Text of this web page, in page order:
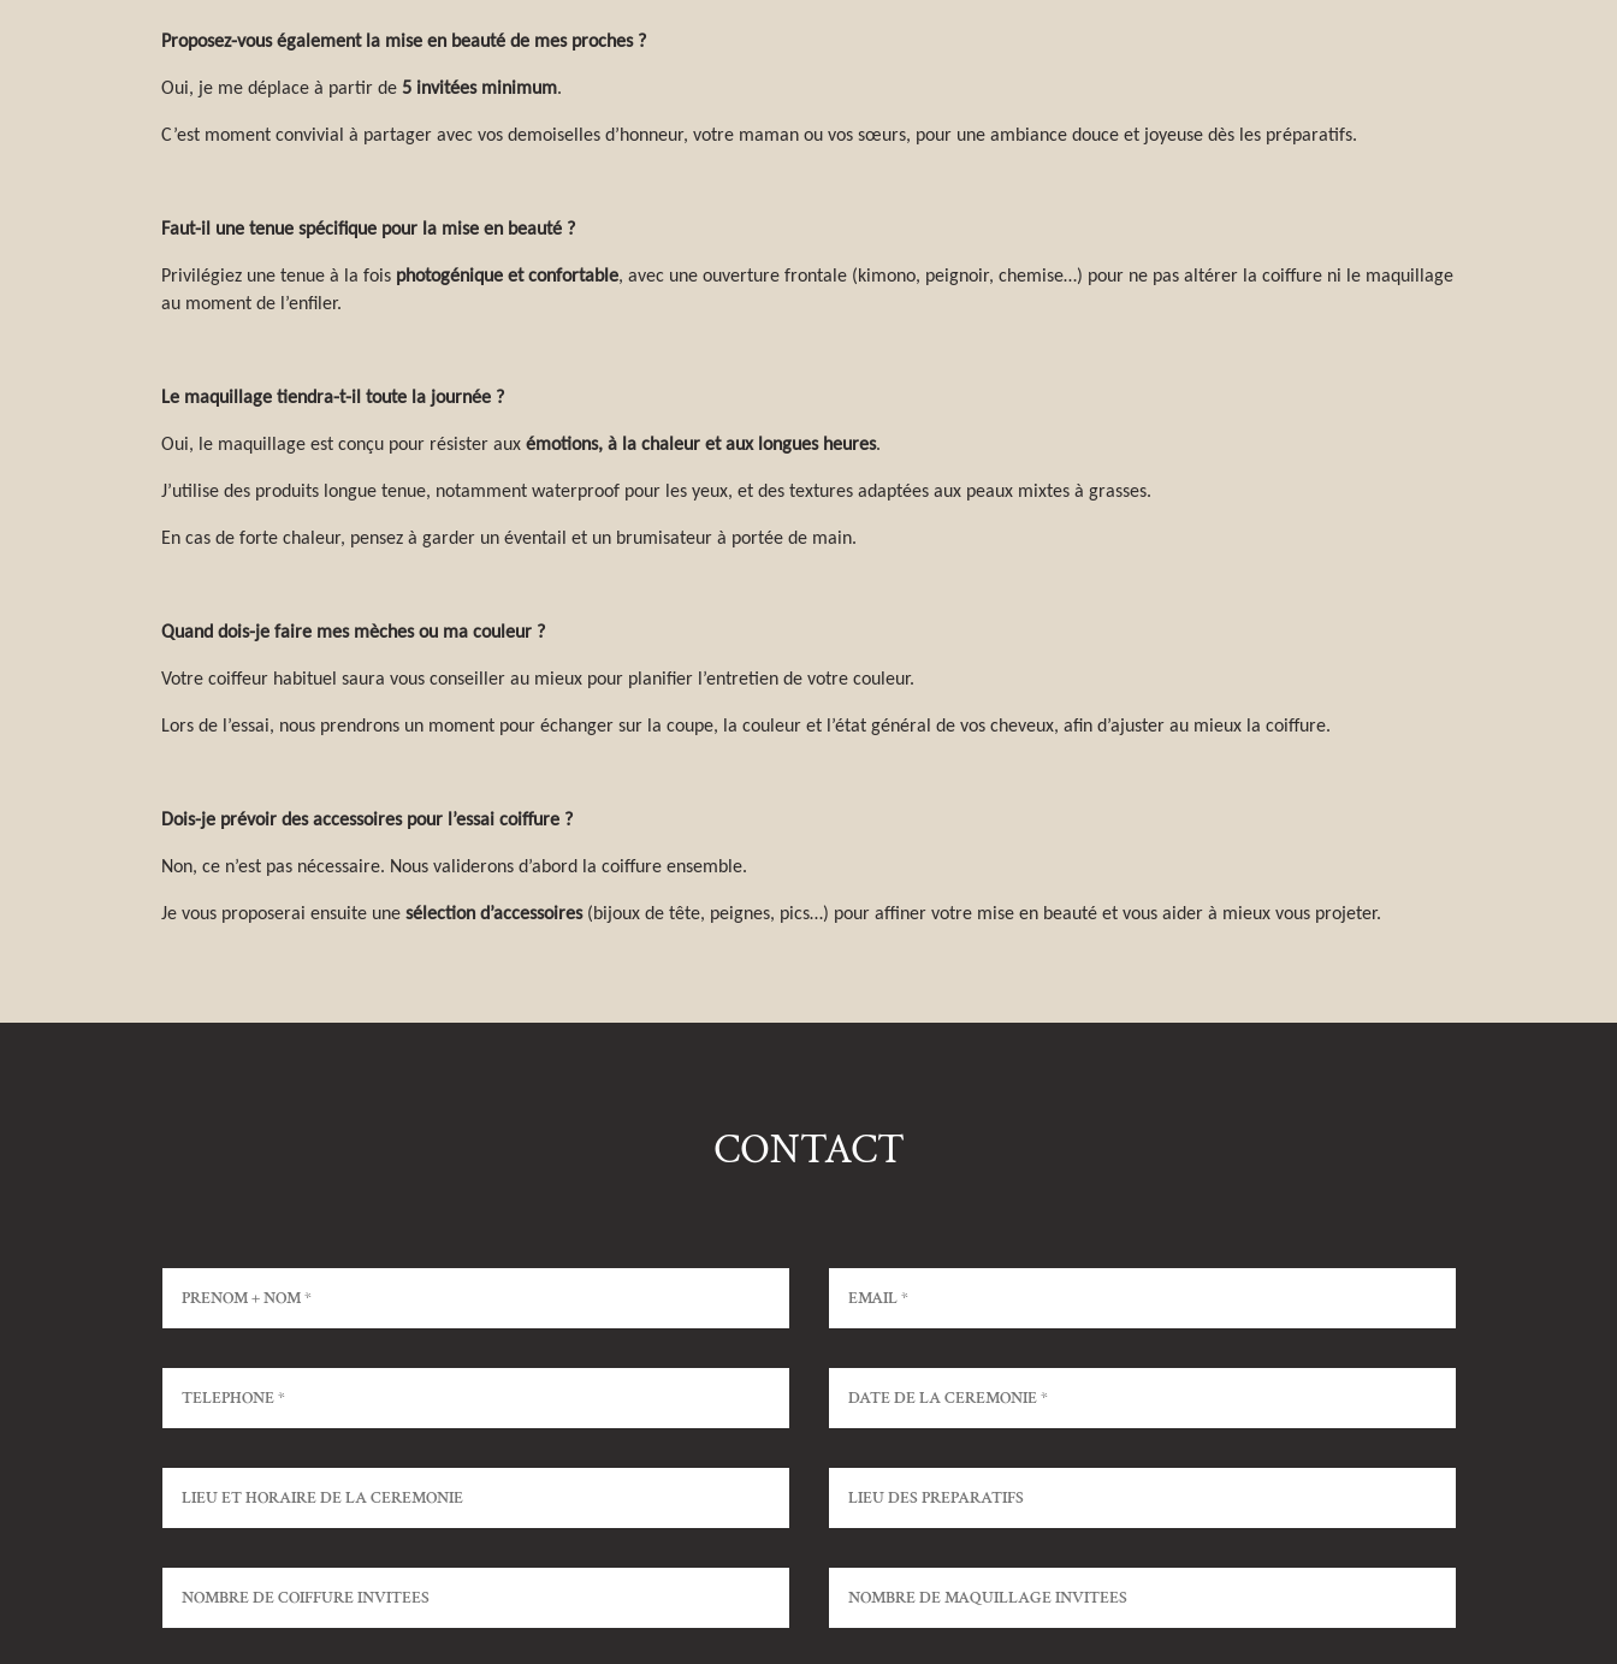
Proposez-vous également la mise en beauté de mes proches ?
Oui, je me déplace à partir de5 invitées minimum.
C’est moment convivial à partager avec vos demoiselles d’honneur, votre maman ou vos sœurs, pour une ambiance douce et joyeuse dès les préparatifs.
Faut-il une tenue spécifique pour la mise en beauté ?
Privilégiez une tenue à la fois photogénique et confortable, avec une ouverture frontale (kimono, peignoir, chemise…) pour ne pas altérer la coiffure ni le maquillage
au moment de l’enfiler.
Le maquillage tiendra-t-il toute la journée ?
Oui, le maquillage est conçu pour résister auxémotions, à la chaleur et aux longues heures.
J’utilise des produits longue tenue, notamment waterproof pour les yeux, et des textures adaptées aux peaux mixtes à grasses.
En cas de forte chaleur, pensez à garder un éventail et un brumisateur à portée de main.
Quand dois-je faire mes mèches ou ma couleur ?
Votre coiffeur habituel saura vous conseiller au mieux pour planifier l’entretien de votre couleur.
Lors de l’essai, nous prendrons un moment pour échanger sur la coupe, la couleur et l’état général de vos cheveux, afin d’ajuster au mieux la coiffure.
Dois-je prévoir des accessoires pour l’essai coiffure ?
Non, ce n’est pas nécessaire. Nous validerons d’abord la coiffure ensemble.
Je vous proposerai ensuite unesélection d’accessoires(bijoux de tête, peignes, pics…) pour affiner votre mise en beauté et vous aider à mieux vous projeter.
CONTACT